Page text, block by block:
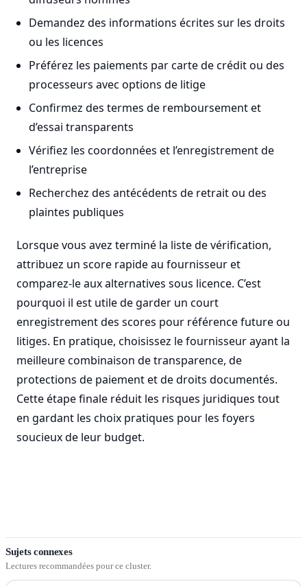
Demandez des informations écrites sur les droits
ou les licences
Préférez les paiements par carte de crédit ou des
processeurs avec options de litige
Confirmez des termes de remboursement et
d’essai transparents
Vérifiez les coordonnées et l’enregistrement de
l’entreprise
Recherchez des antécédents de retrait ou des
plaintes publiques
Lorsque vous avez terminé la liste de vérification,
attribuez un score rapide au fournisseur et
comparez-le aux alternatives sous licence. C’est
pourquoi il est utile de garder un court
enregistrement des scores pour référence future ou
litiges. En pratique, choisissez le fournisseur ayant la
meilleure combinaison de transparence, de
protections de paiement et de droits documentés.
Cette étape finale réduit les risques juridiques tout
en gardant les choix pratiques pour les foyers
soucieux de leur budget.
Sujets connexes
Lectures recommandées pour ce cluster.